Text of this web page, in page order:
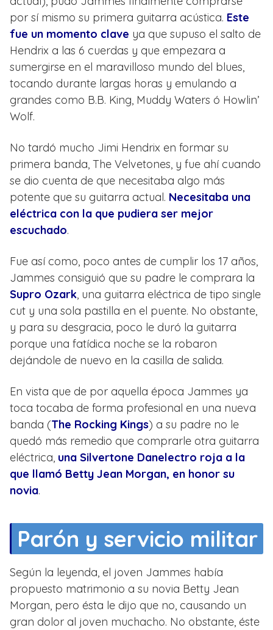
por sí mismo su primera guitarra acústica. Este
fue un momento clave ya que supuso el salto de
Hendrix a las 6 cuerdas y que empezara a
sumergirse en el maravilloso mundo del blues,
tocando durante largas horas y emulando a
grandes como B.B. King, Muddy Waters ó Howlin’
Wolf.
No tardó mucho Jimi Hendrix en formar su
primera banda, The Velvetones, y fue ahí cuando
se dio cuenta de que necesitaba algo más
potente que su guitarra actual. Necesitaba una
eléctrica con la que pudiera ser mejor
escuchado.
Fue así como, poco antes de cumplir los 17 años,
Jammes consiguió que su padre le comprara la
Supro Ozark, una guitarra eléctrica de tipo single
cut y una sola pastilla en el puente. No obstante,
y para su desgracia, poco le duró la guitarra
porque una fatídica noche se la robaron
dejándole de nuevo en la casilla de salida.
En vista que de por aquella época Jammes ya
toca tocaba de forma profesional en una nueva
banda (The Rocking Kings) a su padre no le
quedó más remedio que comprarle otra guitarra
eléctrica, una Silvertone Danelectro roja a la
que llamó Betty Jean Morgan, en honor su
novia.
Parón y servicio militar
Según la leyenda, el joven Jammes había
propuesto matrimonio a su novia Betty Jean
Morgan, pero ésta le dijo que no, causando un
gran dolor al joven muchacho. No obstante, éste